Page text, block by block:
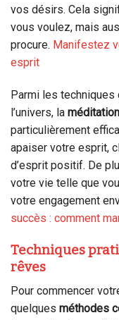
vos désirs. Cela
vous voulez, mais
procure. Manifestez
esprit
Parmi les techniques
l’univers, la méditation
particulièrement
apaiser votre esprit,
d’esprit positif. De
votre vie telle que
votre engagement
succès : comment
Techniques
rêves
Pour commencer
quelques méthodes